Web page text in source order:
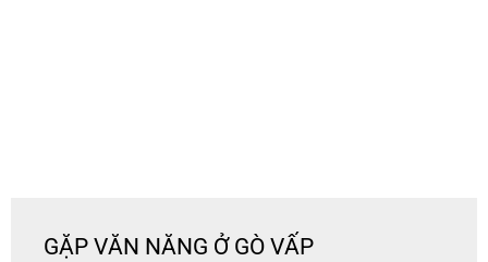
GẶP VĂN NĂNG Ở GÒ VẤP